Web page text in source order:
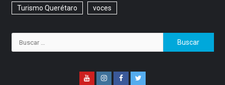
Turismo Querétaro voces